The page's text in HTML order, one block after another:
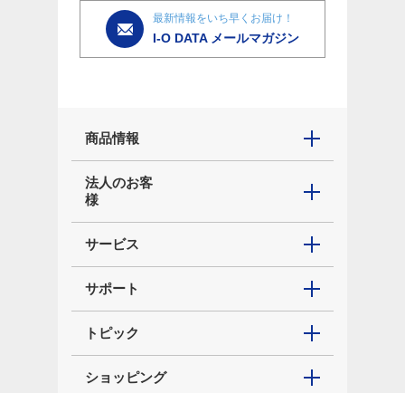
最新情報をいち早くお届け！
I-O DATA メールマガジン
商品情報
法人のお客
様
サービス
サポート
トピック
ショッピング